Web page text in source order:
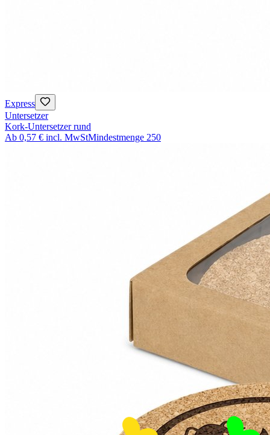
Express
Untersetzer
Kork-Untersetzer rund
Ab 0,57 € incl. MwStMindestmenge 250